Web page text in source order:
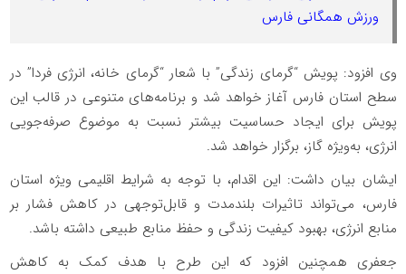
ورزش همگانی فارس
وی افزود: پویش “گرمای زندگی” با شعار “گرمای خانه، انرژی فردا” در
سطح استان فارس آغاز خواهد شد و برنامه‌های متنوعی در قالب این
پویش برای ایجاد حساسیت بیشتر نسبت به موضوع صرفه‌جویی
انرژی، به‌ویژه گاز، برگزار خواهد شد.
ایشان بیان داشت: این اقدام، با توجه به شرایط اقلیمی ویژه استان
فارس، می‌تواند تاثیرات بلندمدت و قابل‌توجهی در کاهش فشار بر
منابع انرژی، بهبود کیفیت زندگی و حفظ منابع طبیعی داشته باشد.
جعفری همچنین افزود که این طرح با هدف کمک به کاهش